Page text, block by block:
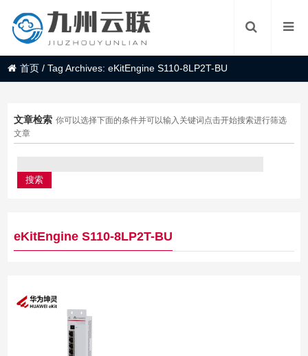
首页 /Tag Archives: eKitEngine S110-8LP2T-BU
文章检索 你可以选择下面的条件并可以输入关键词点击开始搜索进行筛选
文章
eKitEngine S110-8LP2T-BU